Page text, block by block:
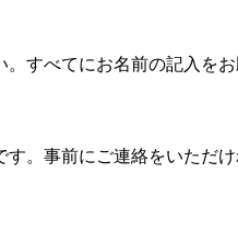
すべてにお名前の記入をお
。事前にご連絡をいただ